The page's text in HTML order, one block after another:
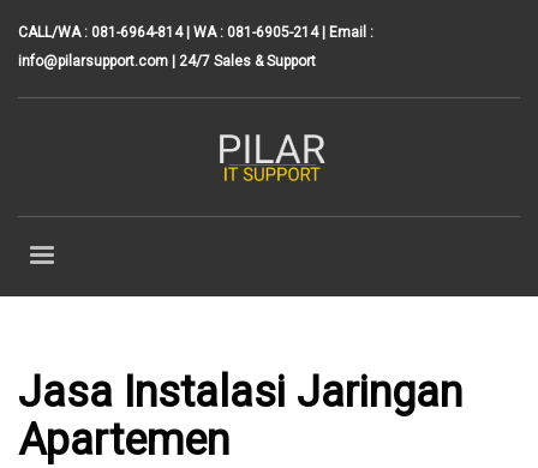
CALL/WA : 081-6964-814 | WA : 081-6905-214 | Email :
info@pilarsupport.com | 24/7 Sales & Support
Jasa Instalasi Jaringan
Apartemen